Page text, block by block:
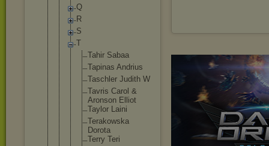
Q
R
S
T
Tahir Sabaa
Tapinas Andrius
Taschler Judith W
Tavris Carol &
Aronson Elliot
Taylor Laini
Terakows ka
Dorota
Terry Teri